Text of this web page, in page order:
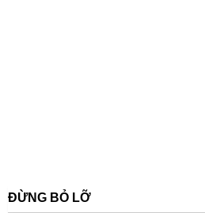
ĐỪNG BỎ LỠ